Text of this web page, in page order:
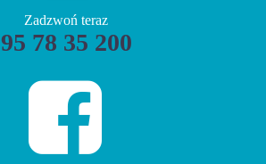
Zadzwoń teraz
95 78 35 200

